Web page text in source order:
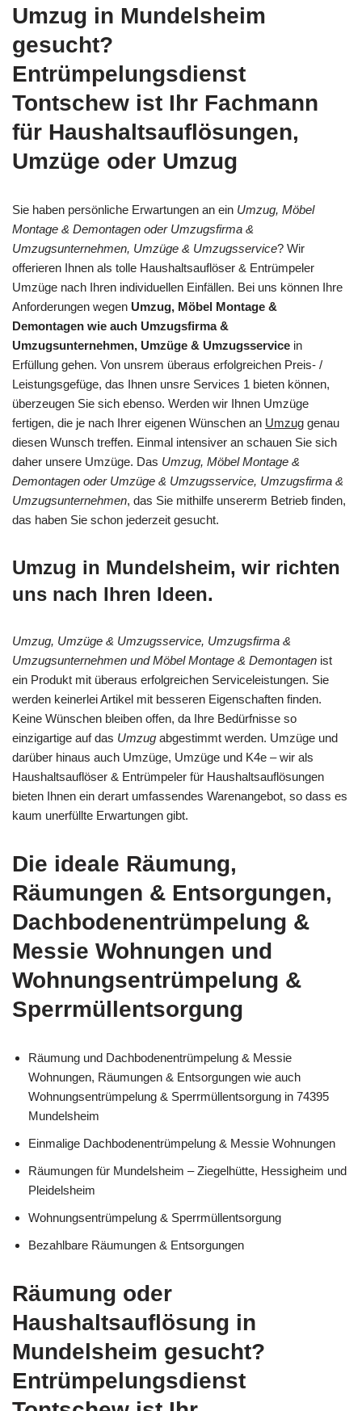
Umzug in Mundelsheim
gesucht?
Entrümpelungsdienst
Tontschew ist Ihr Fachmann
für Haushaltsauflösungen,
Umzüge oder Umzug
Sie haben persönliche Erwartungen an ein Umzug, Möbel
Montage & Demontagen oder Umzugsfirma &
Umzugsunternehmen, Umzüge & Umzugsservice? Wir
offerieren Ihnen als tolle Haushaltsauflöser & Entrümpeler
Umzüge nach Ihren individuellen Einfällen. Bei uns können Ihre
Anforderungen wegen Umzug, Möbel Montage &
Demontagen wie auch Umzugsfirma &
Umzugsunternehmen, Umzüge & Umzugsservice in
Erfüllung gehen. Von unsrem überaus erfolgreichen Preis- /
Leistungsgefüge, das Ihnen unsre Services 1 bieten können,
überzeugen Sie sich ebenso. Werden wir Ihnen Umzüge
fertigen, die je nach Ihrer eigenen Wünschen an Umzug genau
diesen Wunsch treffen. Einmal intensiver an schauen Sie sich
daher unsere Umzüge. Das Umzug, Möbel Montage &
Demontagen oder Umzüge & Umzugsservice, Umzugsfirma &
Umzugsunternehmen, das Sie mithilfe unsererm Betrieb finden,
das haben Sie schon jederzeit gesucht.
Umzug in Mundelsheim, wir richten
uns nach Ihren Ideen.
Umzug, Umzüge & Umzugsservice, Umzugsfirma &
Umzugsunternehmen und Möbel Montage & Demontagen ist
ein Produkt mit überaus erfolgreichen Serviceleistungen. Sie
werden keinerlei Artikel mit besseren Eigenschaften finden.
Keine Wünschen bleiben offen, da Ihre Bedürfnisse so
einzigartige auf das Umzug abgestimmt werden. Umzüge und
darüber hinaus auch Umzüge, Umzüge und K4e – wir als
Haushaltsauflöser & Entrümpeler für Haushaltsauflösungen
bieten Ihnen ein derart umfassendes Warenangebot, so dass es
kaum unerfüllte Erwartungen gibt.
Die ideale Räumung,
Räumungen & Entsorgungen,
Dachbodenentrümpelung &
Messie Wohnungen und
Wohnungsentrümpelung &
Sperrmüllentsorgung
Räumung und Dachbodenentrümpelung & Messie
Wohnungen, Räumungen & Entsorgungen wie auch
Wohnungsentrümpelung & Sperrmüllentsorgung in 74395
Mundelsheim
Einmalige Dachbodenentrümpelung & Messie Wohnungen
Räumungen für Mundelsheim – Ziegelhütte, Hessigheim und
Pleidelsheim
Wohnungsentrümpelung & Sperrmüllentsorgung
Bezahlbare Räumungen & Entsorgungen
Räumung oder
Haushaltsauflösung in
Mundelsheim gesucht?
Entrümpelungsdienst